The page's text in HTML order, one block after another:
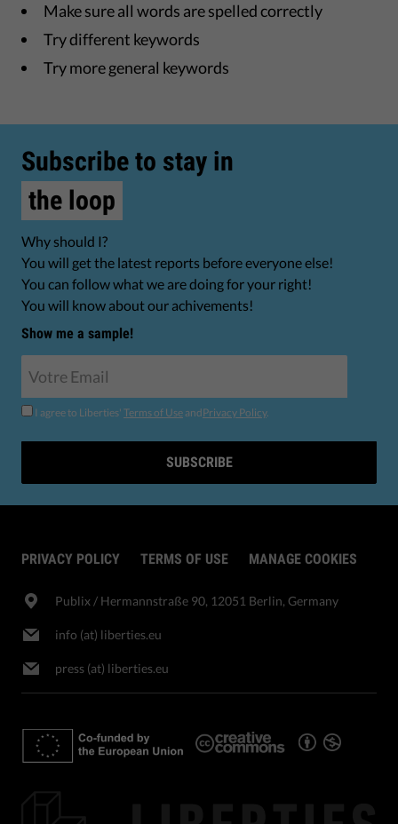
Make sure all words are spelled correctly
Try different keywords
Try more general keywords
Subscribe to stay in
the loop
Why should I?
You will get the latest reports before everyone else!
You can follow what we are doing for your right!
You will know about our achivements!
Show me a sample!
I agree to Liberties' Terms of Use andPrivacy Policy.
SUBSCRIBE
PRIVACY POLICY TERMS OF USE MANAGE COOKIES
Publix​ / Hermannstraße 90, 12051 Berlin, Germany
info (at) liberties.eu
press (at) liberties.eu